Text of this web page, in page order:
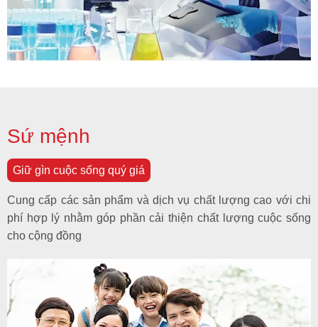
Sứ mệnh
Giữ gìn cuộc sống quý giá
Cung cấp các sản phẩm và dịch vụ chất lượng cao với chi
phí hợp lý nhằm góp phần cải thiện chất lượng cuộc sống
cho cộng đồng